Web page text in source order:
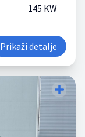
145 KW
Prikaži detalje